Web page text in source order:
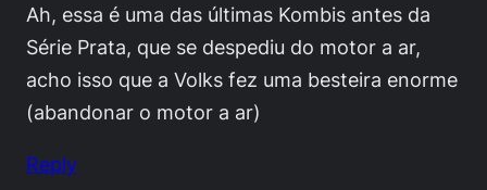
Ah, essa é uma das últimas Kombis antes da
Série Prata, que se despediu do motor a ar,
acho isso que a Volks fez uma besteira enorme
(abandonar o motor a ar)
Reply